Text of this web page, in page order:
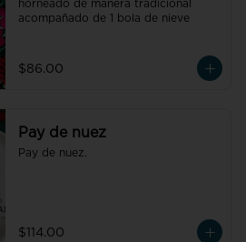
horneado de manera tradicional
acompañado de 1 bola de nieve
$86.00
Pay de nuez
Pay de nuez.
$114.00